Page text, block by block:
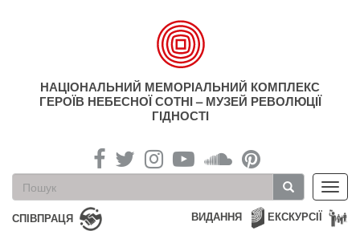
НАЦІОНАЛЬНИЙ МЕМОРІАЛЬНИЙ КОМПЛЕКС
ГЕРОЇВ НЕБЕСНОЇ СОТНІ – МУЗЕЙ РЕВОЛЮЦІЇ
ГІДНОСТІ
Пошукова
форма
Пошук
СПІВПРАЦЯ ЕКСКУРСІЇ
ВИДАННЯ